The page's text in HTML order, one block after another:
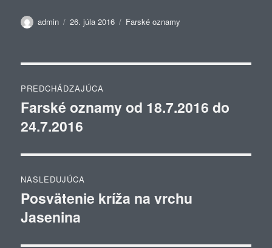
Autor
admin Publikované
26. júla 2016 Kategórie
Farské oznamy
v
článku
PREDCHÁDZAJÚCA
Predchádzajúci
článok:
Farské oznamy od 18.7.2016 do
24.7.2016
NASLEDUJÚCA
Ďalší
článok:
Posvätenie kríža na vrchu
Jasenina